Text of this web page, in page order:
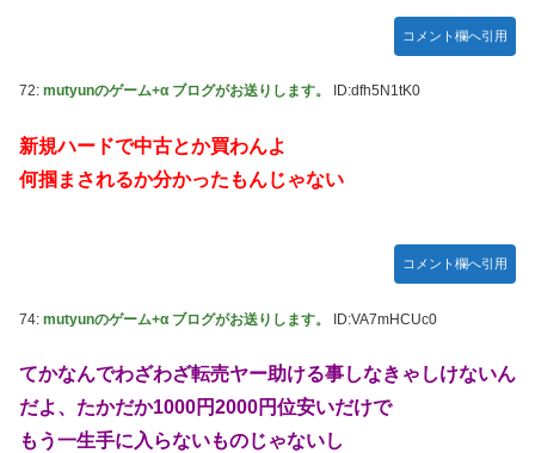
コメント欄へ引用
72: mutyunのゲーム+α ブログがお送りします。 ID:dfh5N1tK0
新規ハードで中古とか買わんよ
何掴まされるか分かったもんじゃない
コメント欄へ引用
74: mutyunのゲーム+α ブログがお送りします。 ID:VA7mHCUc0
てかなんでわざわざ転売ヤー助ける事しなきゃしけないん
だよ、たかだか1000円2000円位安いだけで
もう一生手に入らないものじゃないし